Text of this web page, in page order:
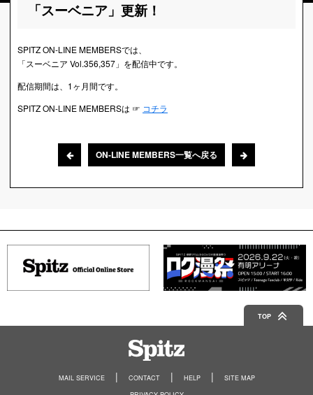
「スーベニア」更新！
SPITZ ON-LINE MEMBERSでは、
「スーベニア Vol.356,357」を配信中です。
配信期間は、1ヶ月間です。
SPITZ ON-LINE MEMBERSは ☞ コチラ
ON-LINE MEMBERS一覧へ戻る
TOP
MAIL SERVICE CONTACT HELP
SITE MAP